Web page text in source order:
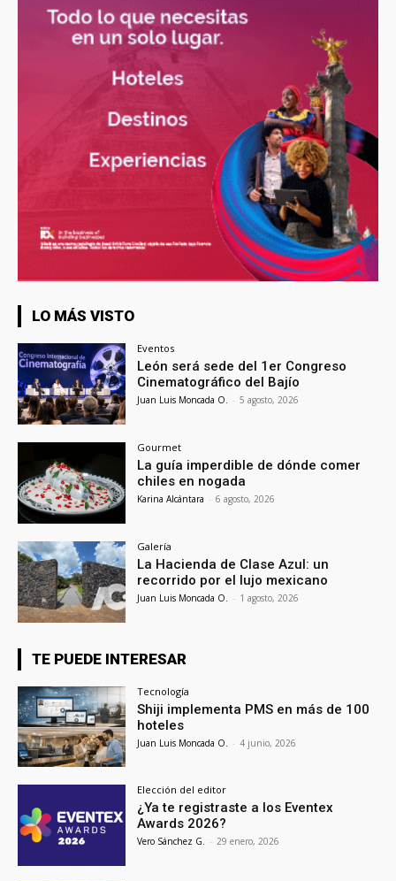
LO MÁS VISTO
Eventos
León será sede del 1er Congreso
Cinematográfico del Bajío
Juan Luis Moncada O. - 5 agosto, 2026
Gourmet
La guía imperdible de dónde comer
chiles en nogada
Karina Alcántara - 6 agosto, 2026
Galería
La Hacienda de Clase Azul: un
recorrido por el lujo mexicano
Juan Luis Moncada O. - 1 agosto, 2026
TE PUEDE INTERESAR
Tecnología
Shiji implementa PMS en más de 100
hoteles
Juan Luis Moncada O. - 4 junio, 2026
Elección del editor
¿Ya te registraste a los Eventex
Awards 2026?
Vero Sánchez G. - 29 enero, 2026